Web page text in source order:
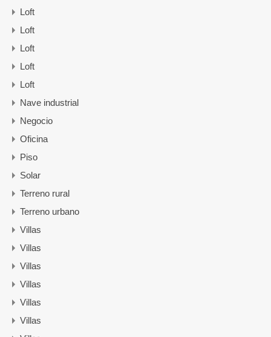
Loft
Loft
Loft
Loft
Loft
Nave industrial
Negocio
Oficina
Piso
Solar
Terreno rural
Terreno urbano
Villas
Villas
Villas
Villas
Villas
Villas